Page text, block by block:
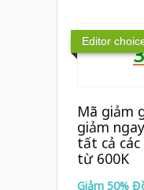
Editor
Mã giảm
giảm
tất cả
từ 600K
Giảm 50%